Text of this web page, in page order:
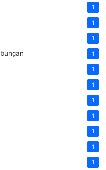
1
1
1
1
1
1
1
1
1
1
1